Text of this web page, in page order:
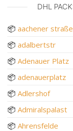
DHL
📦 aachener straße
📦 adalbertstr
📦 Adenauer Platz
📦 adenauerplatz
📦 Adlershof
📦 Admiralspalast
📦 Ahrensfelde